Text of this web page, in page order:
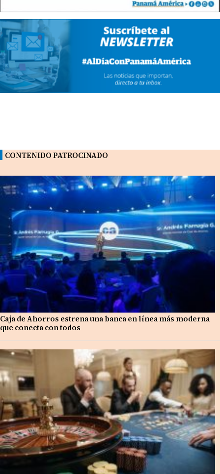
CONTENIDO PATROCINADO
Caja de Ahorros estrena una banca en línea más moderna
que conecta con todos